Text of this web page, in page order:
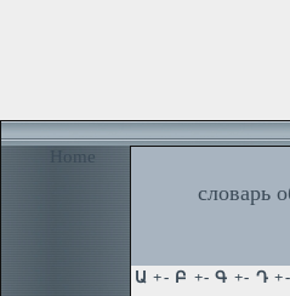
Home
словарь